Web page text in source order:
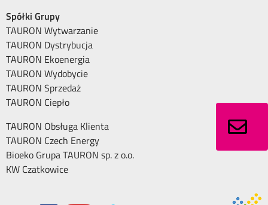
Spółki Grupy
TAURON Wytwarzanie
TAURON Dystrybucja
TAURON Ekoenergia
TAURON Wydobycie
TAURON Sprzedaż
TAURON Ciepło
TAURON Obsługa Klienta
TAURON Czech Energy
Bioeko Grupa TAURON sp. z o.o.
KW Czatkowice